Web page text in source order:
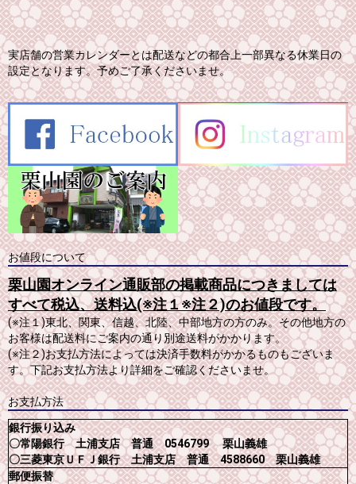
実店舗の営業カレンダーとは配送などの都合上一部異なる休業日の
設定となります。予めご了承くださいませ。
お値段について
栗山園オンライン通販部の掲載商品につきましては
すべて税込、送料込(※注１※注２)のお値段です。
(※注１)東北、関東、信越、北陸、中部地方の方のみ。その他地方の
お客様は配送料にご案内の通り別途送料がかかります。
(※注２)お支払方法によっては決済手数料がかかるものもございま
す。下記お支払方法より詳細をご確認くださいませ。
お支払方法
銀行振り込み
〇常陽銀行 土浦支店 普通 0546799 栗山義雄
〇三菱東京ＵＦＪ銀行 土浦支店 普通 4588660 栗山義雄
郵便振替